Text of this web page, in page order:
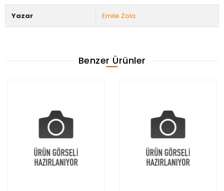
Yazar Emile Zola
Benzer Ürünler